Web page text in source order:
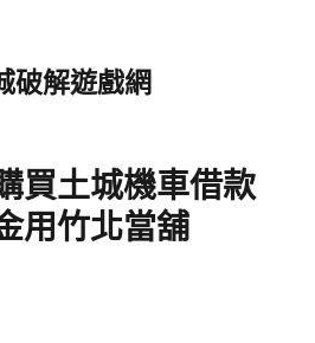
破解遊戲網
買土城機車借款
用竹北當舖